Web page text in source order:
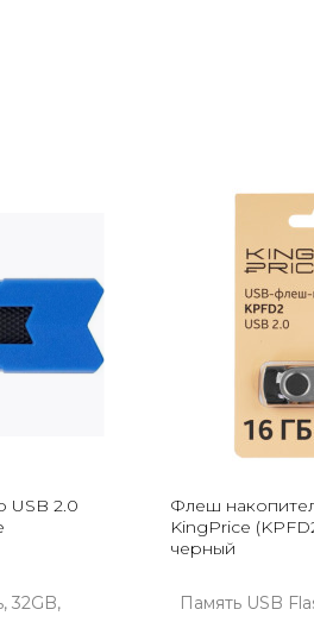
USB 2.0
32GB,
Флеш
KingPrice
черный
Память USB